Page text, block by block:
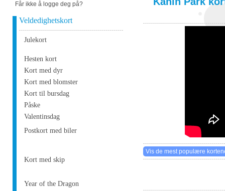
Får ikke å logge deg på?
Veldedighetskort
Julekort
Hesten kort
Kort med dyr
Kort med blomster
Kort til bursdag
Påske
Valentinsdag
Postkort med biler
Kort med skip
Year of the Dragon